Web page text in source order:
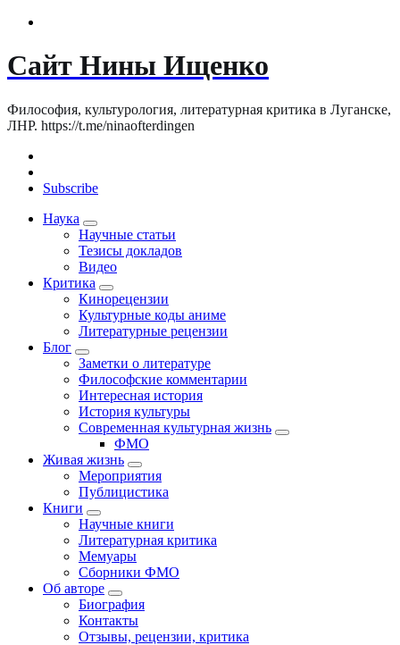
Сайт Нины Ищенко
Философия, культурология, литературная критика в Луганске,
ЛНР. https://t.me/ninaofterdingen
Subscribe
Наука
Научные статьи
Тезисы докладов
Видео
Критика
Кинорецензии
Культурные коды аниме
Литературные рецензии
Блог
Заметки о литературе
Философские комментарии
Интересная история
История культуры
Современная культурная жизнь
ФМО
Живая жизнь
Мероприятия
Публицистика
Книги
Научные книги
Литературная критика
Мемуары
Сборники ФМО
Об авторе
Биография
Контакты
Отзывы, рецензии, критика